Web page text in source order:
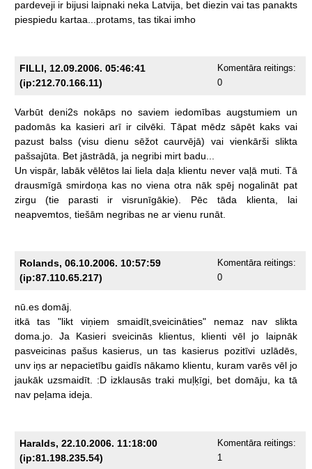
pardeveji ir bijusi laipnaki neka Latvija, bet diezin vai tas panakts
piespiedu kartaa...protams, tas tikai imho
FILLI, 12.09.2006. 05:46:41
(ip:212.70.166.11)
Komentāra reitings:
0
Varbūt deni2s nokāps no saviem iedomības augstumiem un
padomās ka kasieri arī ir cilvēki. Tāpat mēdz sāpēt kaks vai
pazust balss (visu dienu sēžot caurvējā) vai vienkārši slikta
pašsajūta.
Bet jāstrādā, ja negribi mirt badu...
Un vispār, labāk vēlētos lai liela daļa klientu never vaļā muti. Tā
drausmīgā smirdoņa kas no viena otra nāk spēj nogalināt pat
zirgu
(tie parasti ir visrunīgākie). Pēc tāda klienta,
lai
neapvemtos, tiešām negribas ne ar vienu runāt.
Rolands, 06.10.2006. 10:57:59
(ip:87.110.65.217)
Komentāra reitings:
0
nū.es domāj.
itkā
tas "likt viņiem smaidīt,sveicināties" nemaz nav
slikta
doma.jo.
Ja Kasieri sveicinās klientus, klienti vēl jo
laipnāk
pasveicinas pašus kasierus, un tas kasierus pozitīvi uzlādēs,
unv iņs ar nepacietību gaidīs nākamo klientu, kuram varēs vēl jo
jaukāk uzsmaidīt. :D izklausās traki muļķīgi, bet domāju, ka tā
nav peļama ideja.
Haralds, 22.10.2006. 11:18:00
(ip:81.198.235.54)
Komentāra reitings:
1